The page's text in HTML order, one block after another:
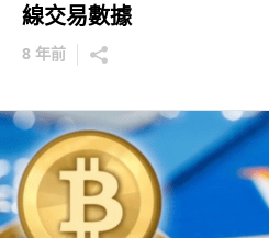
線交易數據
8 年前